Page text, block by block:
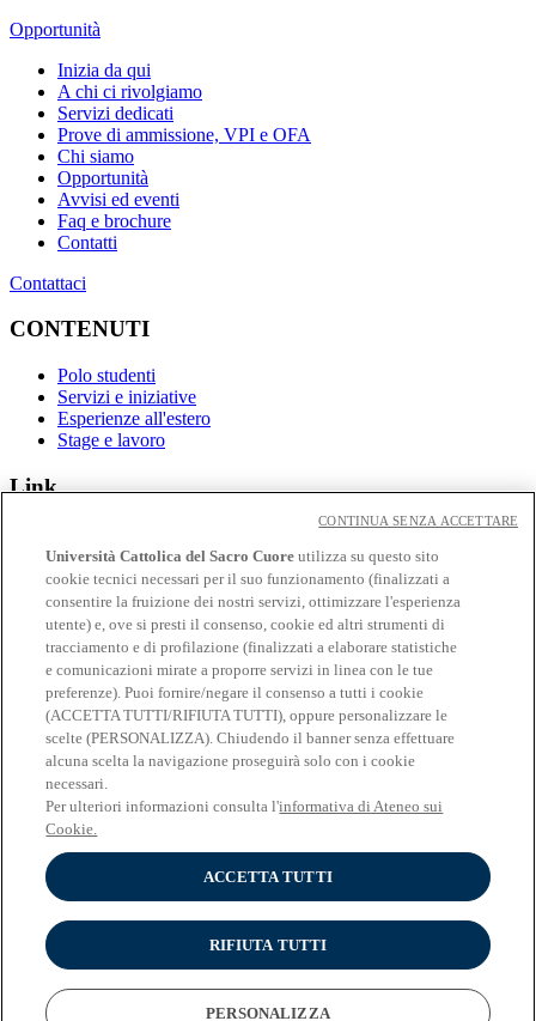
Opportunità
Inizia da qui
A chi ci rivolgiamo
Servizi dedicati
Prove di ammissione, VPI e OFA
Chi siamo
Opportunità
Avvisi ed eventi
Faq e brochure
Contatti
Contattaci
CONTENUTI
Polo studenti
Servizi e iniziative
Esperienze all'estero
Stage e lavoro
Link
Eventi
Avvisi
Social
Facebook
𝕏
Linkedin
Youtube
Instagram
Telegram
Spotify
© Università Cattolica del Sacro Cuore - Largo A. Gemelli 1, 20123
Milano - PI 02133120150
Impostazione dei Cookies
Cookies
Università Cattolica del Sacro Cuore utilizza su questo sito
cookie tecnici necessari per il suo funzionamento (finalizzati a
consentire la fruizione dei nostri servizi, ottimizzare l'esperienza
utente) e, ove si presti il consenso, cookie ed altri strumenti di
tracciamento e di profilazione (finalizzati a elaborare statistiche
e comunicazioni mirate a proporre servizi in linea con le tue
preferenze). Puoi fornire/negare il consenso a tutti i cookie
(ACCETTA TUTTI/RIFIUTA TUTTI), oppure personalizzare le
scelte (PERSONALIZZA). Chiudendo il banner senza effettuare
alcuna scelta la navigazione proseguirà solo con i cookie
necessari.
Per ulteriori informazioni consulta l'informativa di Ateneo sui
Cookie.
ACCETTA TUTTI
RIFIUTA TUTTI
PERSONALIZZA
CONTINUA SENZA ACCETTARE